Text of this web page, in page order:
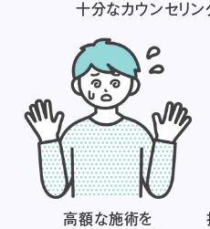
十分なカウンセリン
高額な施術を